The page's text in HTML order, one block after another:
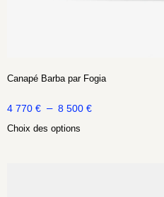
Canapé Barba par Fogia
4 770 € – 8 500 €
Choix des options